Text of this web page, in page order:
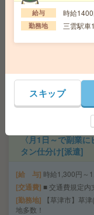
勤務地 【守山市】守山
《単発1日OK！日
給 与 時給1,300円～
交通費 ■ 交通費規定内
勤務地 【守山市】守
〈月1日～で副業
タン仕分け[派遣]
給 与 時給1,300円～
交通費 ■ 交通費規定内
勤務地
【草津市】草
地多数！
給与 時給
勤務地 三雲駅車
スキップ